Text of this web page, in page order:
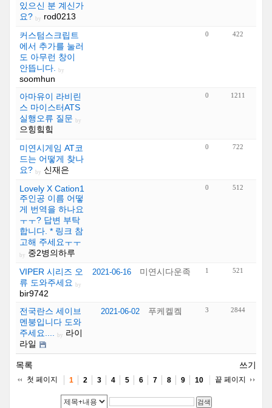
있으신 분 계신가
요? by rod0213
커스텀스크립트
에서 추가를 눌러
도 아무런 창이
안뜹니다.
by
soomhun
0 422
아마유이 라비린
스 마이스터ATS
실행오류 질문
by
으힝힠힠
0 1211
미연시게임 AT코
드는 어떻게 찾나
요? by 신재은
0 722
Lovely X Cation1
주인공 이름 어떻
게 번역을 하나요
ㅜㅜ? 답변 부탁
합니다. * 링크 참
고해 주세요ㅜㅜ
by 중2병의하루
0 512
VIPER 시리즈 오
류 도와주세요
by
bir9742
2021-06-16 미연시다운족 1 521
전국란스 세이브
멘붕입니다 도와
주세요....
by 라이
라일
2021-06-02 푸케켈켘 3 2844
목록 쓰기
첫 페이지 1 2 3 4 5 6 7 8 9 10 끝 페이지
검색